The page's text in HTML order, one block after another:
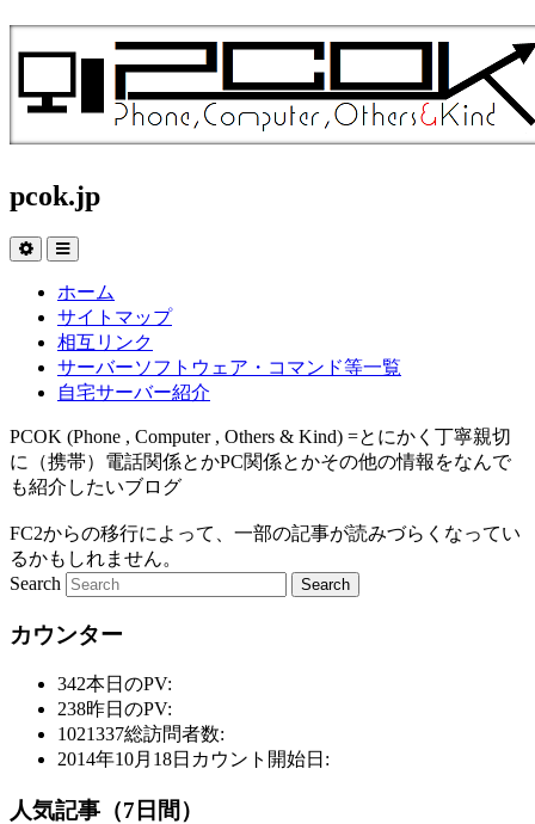
pcok.jp
ホーム
サイトマップ
相互リンク
サーバーソフトウェア・コマンド等一覧
自宅サーバー紹介
PCOK (Phone , Computer , Others & Kind) =とにかく丁寧親切
に（携帯）電話関係とかPC関係とかその他の情報をなんで
も紹介したいブログ
FC2からの移行によって、一部の記事が読みづらくなってい
るかもしれません。
Search
カウンター
342本日のPV:
238昨日のPV:
1021337総訪問者数:
2014年10月18日 カウント開始日:
人気記事（7日間）